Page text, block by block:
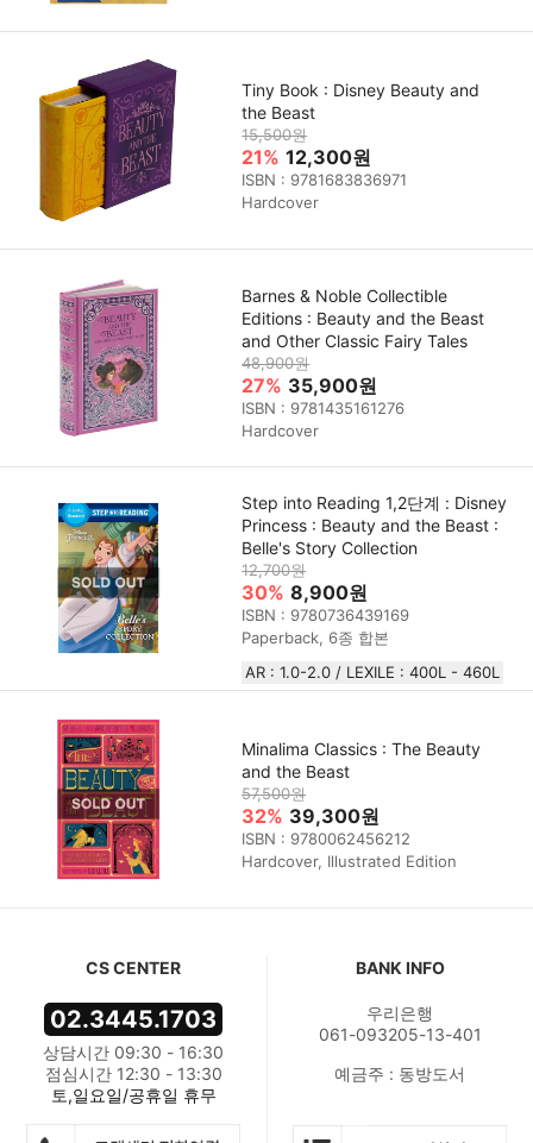
Tiny Book : Disney Beauty and
the Beast
15,500원
21% 12,300원
ISBN : 9781683836971
Hardcover
Barnes & Noble Collectible
Editions : Beauty and the Beast
and Other Classic Fairy Tales
48,900원
27% 35,900원
ISBN : 9781435161276
Hardcover
Step into Reading 1,2단계 : Disney
Princess : Beauty and the Beast :
Belle's Story Collection
12,700원
30% 8,900원
ISBN : 9780736439169
Paperback, 6종 합본
AR : 1.0-2.0 / LEXILE : 400L - 460L
Minalima Classics : The Beauty
and the Beast
57,500원
32% 39,300원
ISBN : 9780062456212
Hardcover, Illustrated Edition
CS CENTER
02.3445.1703
상담시간 09:30 - 16:30
점심시간 12:30 - 13:30
토,일요일/공휴일 휴무
BANK INFO
우리은행
061-093205-13-401
예금주 : 동방도서